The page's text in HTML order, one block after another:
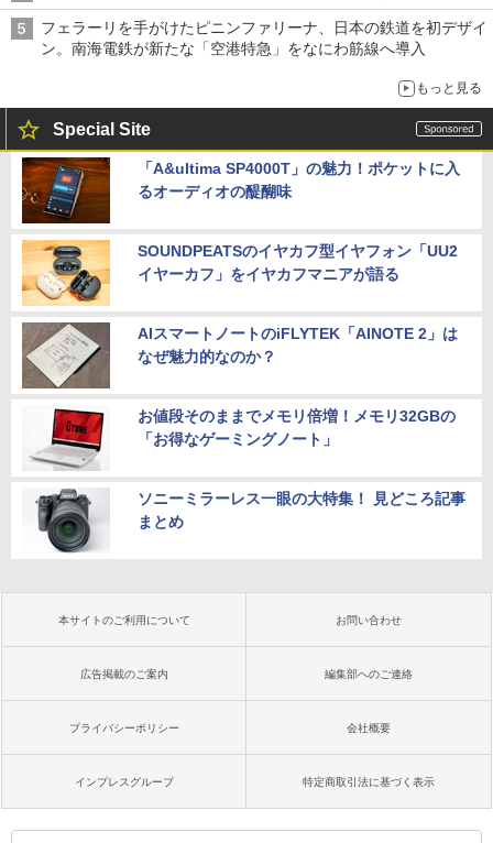
フェラーリを手がけたピニンファリーナ、日本の鉄道を初デザイ
ン。南海電鉄が新たな「空港特急」をなにわ筋線へ導入
もっと見る
Special Site
「A&ultima SP4000T」の魅力！ポケットに入
るオーディオの醍醐味
SOUNDPEATSのイヤカフ型イヤフォン「UU2
イヤーカフ」をイヤカフマニアが語る
AIスマートノートのiFLYTEK「AINOTE 2」は
なぜ魅力的なのか？
お値段そのままでメモリ倍増！メモリ32GBの
「お得なゲーミングノート」
ソニーミラーレス一眼の大特集！ 見どころ記事
まとめ
本サイトのご利用について お問い合わせ
広告掲載のご案内 編集部へのご連絡
プライバシーポリシー 会社概要
インプレスグループ 特定商取引法に基づく表示